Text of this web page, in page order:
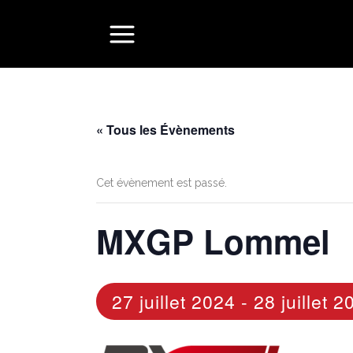
« Tous les Évènements
Cet évènement est passé.
MXGP Lommel
27 juillet 2024 - 28 juillet